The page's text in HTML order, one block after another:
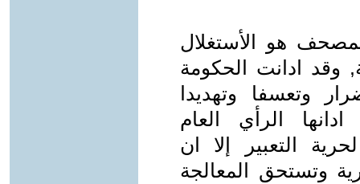
هو الأستغلال
وقد ادانت الحكومة
وتعسفا وتهديدا
الرأي العام
التعبير إلا ان
وتستحق المعالجة